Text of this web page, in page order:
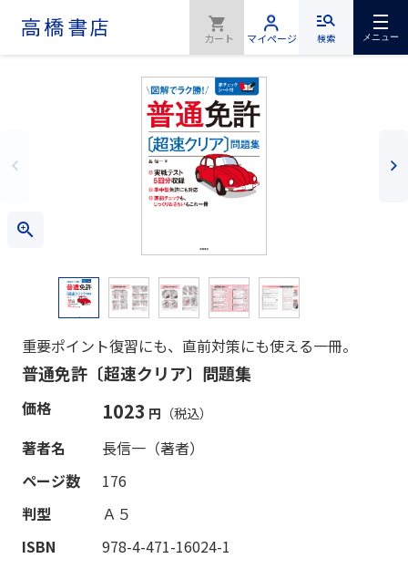
検索 メニュー
重要ポイント復習にも、直前対策にも使える一冊。
普通免許〔超速クリア〕問題集
価格 1023 円 （税込）
著者名
長信一（著者）
ページ数
176
判型
Ａ５
ISBN
978-4-471-16024-1